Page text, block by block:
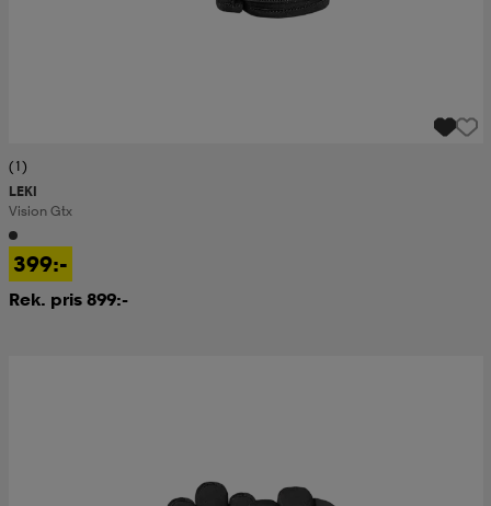
(1)
LEKI
Vision Gtx
399:-
Rek. pris 899:-